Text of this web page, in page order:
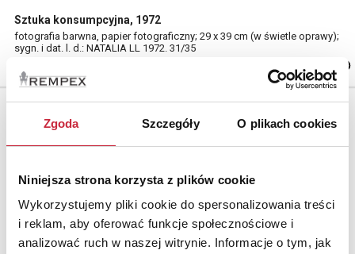
Zgoda Szczegóły O plikach cookies
Niniejsza strona korzysta z plików cookie
Wykorzystujemy pliki cookie do spersonalizowania treści
i reklam, aby oferować funkcje społecznościowe i
analizować ruch w naszej witrynie. Informacje o tym, jak
Sztuka konsumpcyjna, 1972
fotografia barwna, papier fotograficzny; 29 x 39 cm (w świetle oprawy);
sygn. i dat. l. d.: NATALIA LL 1972. 31/35